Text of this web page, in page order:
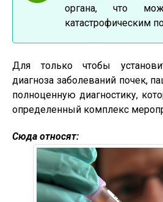
органа, что
катастрофическим
Для только чтобы
диагноза заболеваний почек,
полноценную диагностику,
определенный комплекс
Сюда относят: